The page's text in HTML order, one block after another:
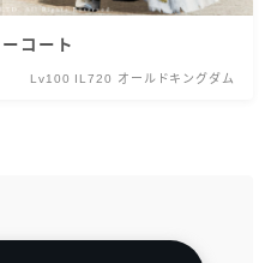
コート
Lv100 IL720 オールドキングダム